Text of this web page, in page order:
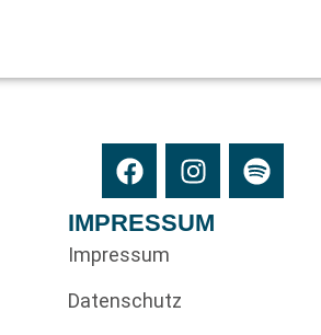
IMPRESSUM
Impressum
Datenschutz